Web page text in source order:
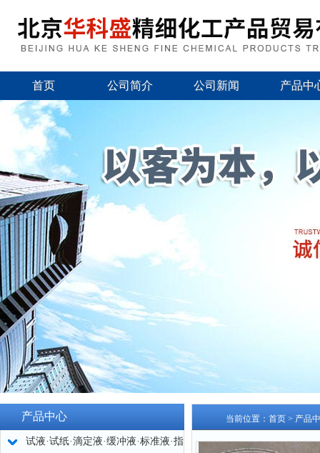
首页 公司简介 公司新闻 产品中
产品中心
试液·试纸·滴定液·缓冲液·标准液·指
当前位置： 首页 > 产品